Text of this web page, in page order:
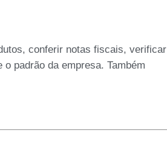
conferir notas fiscais, verificar
padrão da empresa. Também